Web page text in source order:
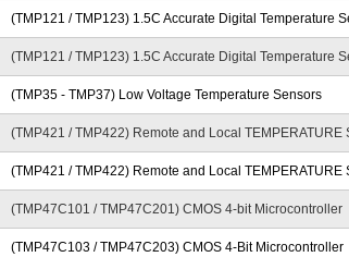
(TMP121 / TMP123) 1.5C Accurate Digital Temperature
(TMP121 / TMP123) 1.5C Accurate Digital Temperature
(TMP35 - TMP37) Low Voltage Temperature Sensors
(TMP421 / TMP422) Remote and Local TEMPERATURE
(TMP421 / TMP422) Remote and Local TEMPERATURE
(TMP47C101 / TMP47C201) CMOS 4-bit Microcontroller
(TMP47C103 / TMP47C203) CMOS 4-Bit Microcontroller